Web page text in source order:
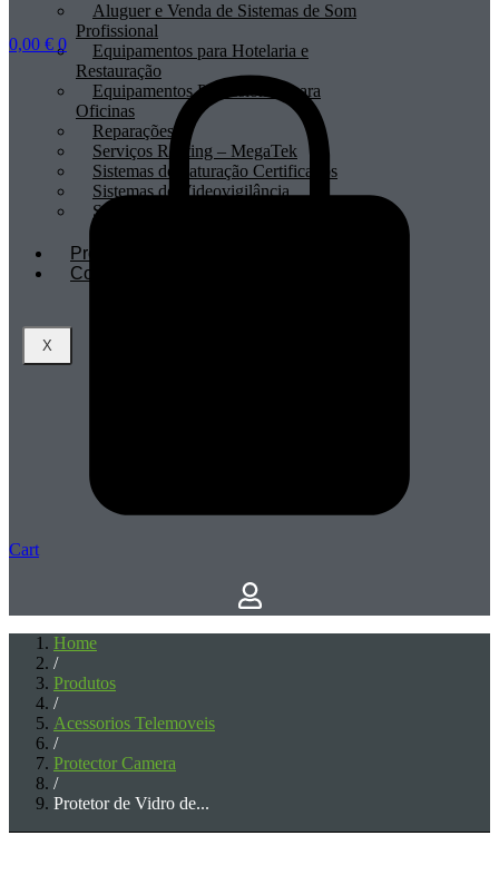
Aluguer e Venda de Sistemas de Som
Profissional
Equipamentos para Hotelaria e
Restauração
Equipamentos Profissionais para
Oficinas
Reparações
Serviços Renting – MegaTek
Sistemas de Faturação Certificados
Sistemas de Videovigilância
Sistemas POS
Profissionais
Contactos
X
0,00 € 0
Cart
Home
/
Produtos
/
Acessorios Telemoveis
/
Protector Camera
/
Protetor de Vidro de...